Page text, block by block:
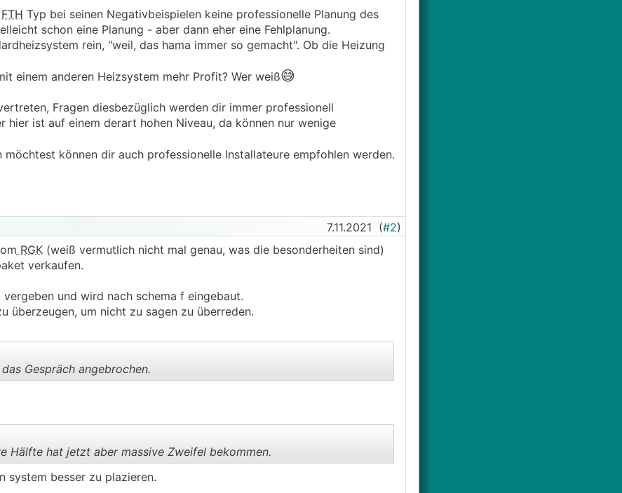
Typ bei seinen Negativbeispielen keine professionelle Planung des
schon eine Planung - aber dann eher eine Fehlplanung.
rein, "weil, das hama immer so gemacht". Ob die Heizung
einem anderen Heizsystem mehr Profit? Wer weiß😅
Fragen diesbezüglich werden dir immer professionell
hier ist auf einem derart hohen Niveau, da können nur wenige
können dir auch professionelle Installateure empfohlen werden.
7.11.2021 (#2)
RGK(weiß vermutlich nicht mal genau, was die besonderheiten sind)
verkaufen.
und wird nach schema f eingebaut.
überzeugen, um nicht zu sagen zu überreden.
..
Gespräch angebrochen.
Hälfte hat jetzt aber massive Zweifel bekommen.
system besser zu plazieren.